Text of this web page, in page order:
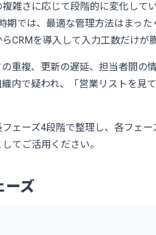
雑さに応じて段階的に変化して
では、最適な管理方法はまっ
CRMを導入して入力工数だけが
重複、更新の遅延、担当者間の
内で疑われ、「営業リストを見
ェーズ4段階で整理し、各フェ
てご活用ください。
ーズ